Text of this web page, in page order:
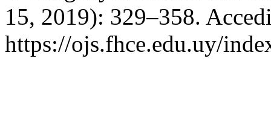
15, 2019): 329–358.
https://ojs.fhce.edu.uy/